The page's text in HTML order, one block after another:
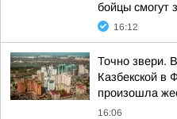
бойцы смогут
16:12
Точно звери.
Казбекской в
произошла
16:06